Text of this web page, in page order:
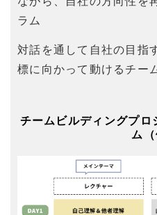
ラム
対話を通して自社の目指
標に向かって動けるチー
チームビルディングプロ
ム（